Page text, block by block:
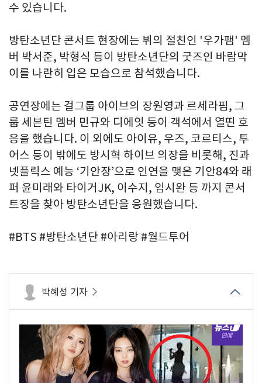
수 있습니다.
방탄소년단 콘서트 현장에는 뷔의 절친인 '우가팸' 멤
버 박서준, 박형식 등이 방탄소년단의 굿즈인 바람막
이를 나란히 입은 모습으로 참석했습니다.
공연장에는 걸그룹 아이브의 장원영과 르세라핌, 그
룹 세븐틴 멤버 민규와 디에잇 등이 객석에서 열띤 호
응을 했습니다. 이 외에도 아이유, 우즈, 코르티스, 투
어스 등이 밖에도 방시혁 하이브 의장을 비롯해, 진과
넷플릭스 예능 ‘기안장’으로 인연을 맺은 기안84와 래
퍼 윤미래와 타이거JK, 이수지, 임시완 등 까지 콘서
트장을 찾아 방탄소년단을 응원했습니다.
#BTS #방탄소년단 #아리랑 #월드투어
박혜성 기자